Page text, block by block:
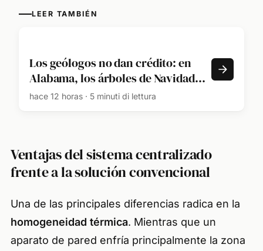
LEER TAMBIÉN
Los geólogos no dan crédito: en
Alabama, los árboles de Navidad
desechados se convierten en una
de pinos en las playas de Gulf
Shores para atrapar la arena
hace 12 horas · 5 minuti di lettura
Ventajas del sistema centralizado
frente a la solución convencional
Una de las principales diferencias radica en la
homogeneidad térmica. Mientras que un
aparato de pared enfría principalmente la zona